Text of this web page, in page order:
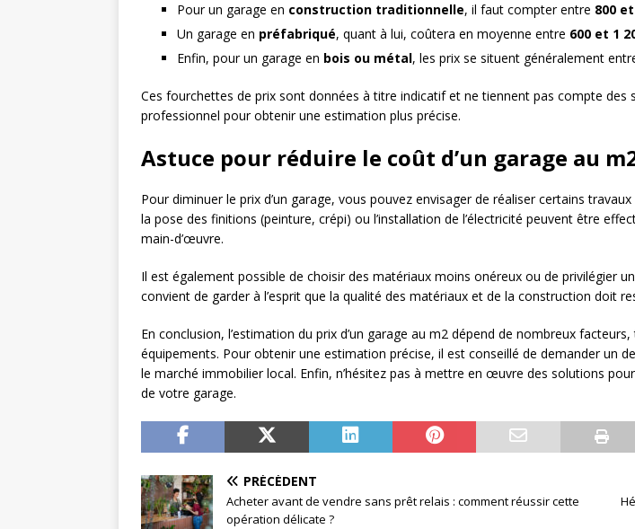
Pour un garage en construction traditionnelle, il faut compter entre 800
Un garage en préfabriqué, quant à lui, coûtera en moyenne entre 600 et 1
Enfin, pour un garage en bois ou métal, les prix se situent généralement
Ces fourchettes de prix sont données à titre indicatif et ne tiennent pas compte
professionnel pour obtenir une estimation plus précise.
Astuce pour réduire le coût d’un garage au
Pour diminuer le prix d’un garage, vous pouvez envisager de réaliser certains
la pose des finitions (peinture, crépi) ou l’installation de l’électricité peuvent être
main-d’œuvre.
Il est également possible de choisir des matériaux moins onéreux ou de privilégier
convient de garder à l’esprit que la qualité des matériaux et de la construction doit
En conclusion, l’estimation du prix d’un garage au m2 dépend de nombreux
équipements. Pour obtenir une estimation précise, il est conseillé de demander un
le marché immobilier local. Enfin, n’hésitez pas à mettre en œuvre des solutions
de votre garage.
PRÉCÉDENT
Acheter avant de vendre sans prêt relais : comment réussir cette
opération délicate ?